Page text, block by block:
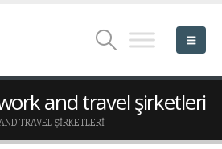
and travel şirketleri
TRAVEL ŞIRKETLERI